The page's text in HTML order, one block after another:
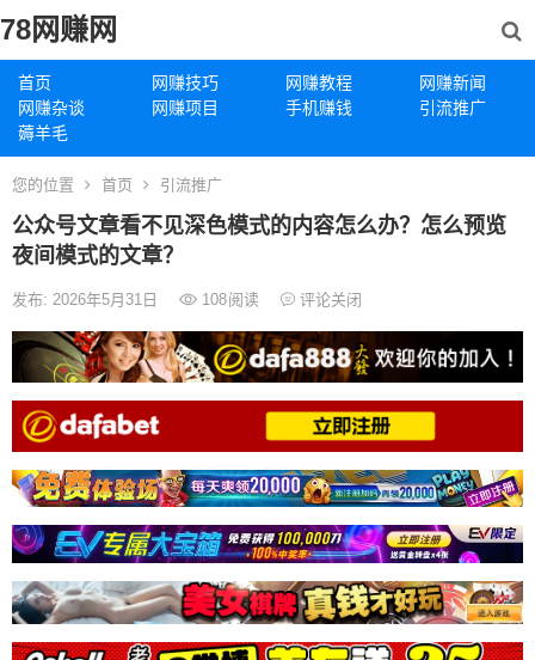
78网赚网
首页 网赚技巧 网赚教程
网赚新闻
网赚杂谈
网赚项目 手机赚钱
引流推广
薅羊毛
您的位置 首页 引流推广
公众号文章看不见深色模式的内容怎么办？怎么预览
夜间模式的文章？
发布: 2026年5月31日 108阅读 评论关闭